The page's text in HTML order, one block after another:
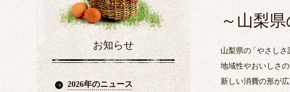
お知らせ
2026年のニュース
～山梨
山梨県の「 やさしさ
地域性やおいしさの
新しい消費の形が